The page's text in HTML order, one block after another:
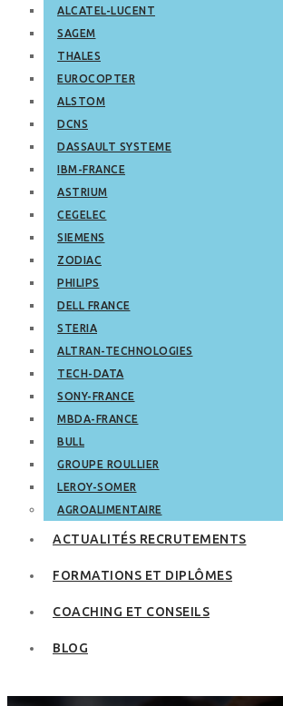
ALCATEL-LUCENT
SAGEM
THALES
EUROCOPTER
ALSTOM
DCNS
DASSAULT SYSTEME
IBM-FRANCE
ASTRIUM
CEGELEC
SIEMENS
ZODIAC
PHILIPS
DELL FRANCE
STERIA
ALTRAN-TECHNOLOGIES
TECH-DATA
SONY-FRANCE
MBDA-FRANCE
BULL
GROUPE ROULLIER
LEROY-SOMER
AGROALIMENTAIRE
ACTUALITÉS RECRUTEMENTS
FORMATIONS ET DIPLÔMES
COACHING ET CONSEILS
BLOG